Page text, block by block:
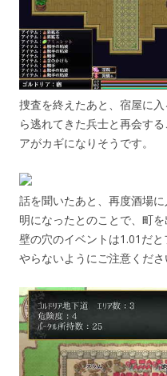
捜査を終えたあと、宿屋に
ら逃れてきた兵士と再会す
アがカギになりそうです。
話を聞いたあと、再度酒場
明になったとのことで、町
壁の穴のイベントは1.01だ
やらないようにご注意くださ